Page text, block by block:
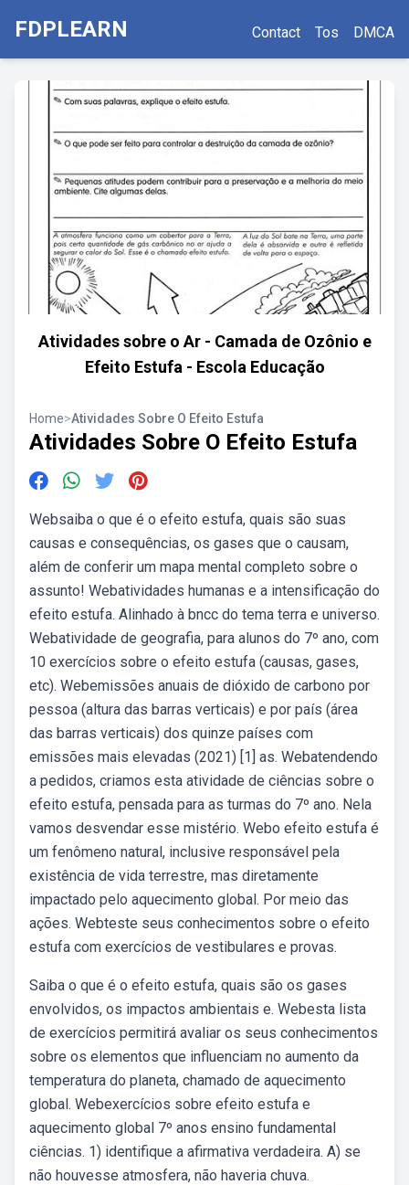
FDPLEARN Contact Tos DMCA
Atividades sobre o Ar - Camada de Ozônio e
Efeito Estufa - Escola Educação
Home>Atividades Sobre O Efeito Estufa
Atividades Sobre O Efeito Estufa
Websaiba o que é o efeito estufa, quais são suas
causas e consequências, os gases que o causam,
além de conferir um mapa mental completo sobre o
assunto! Webatividades humanas e a intensificação do
efeito estufa. Alinhado à bncc do tema terra e universo.
Webatividade de geografia, para alunos do 7º ano, com
10 exercícios sobre o efeito estufa (causas, gases,
etc). Webemissões anuais de dióxido de carbono por
pessoa (altura das barras verticais) e por país (área
das barras verticais) dos quinze países com
emissões mais elevadas (2021) [1] as. Webatendendo
a pedidos, criamos esta atividade de ciências sobre o
efeito estufa, pensada para as turmas do 7º ano. Nela
vamos desvendar esse mistério. Webo efeito estufa é
um fenômeno natural, inclusive responsável pela
existência de vida terrestre, mas diretamente
impactado pelo aquecimento global. Por meio das
ações. Webteste seus conhecimentos sobre o efeito
estufa com exercícios de vestibulares e provas.
Saiba o que é o efeito estufa, quais são os gases
envolvidos, os impactos ambientais e. Webesta lista
de exercícios permitirá avaliar os seus conhecimentos
sobre os elementos que influenciam no aumento da
temperatura do planeta, chamado de aquecimento
global. Webexercícios sobre efeito estufa e
aquecimento global 7º anos ensino fundamental
ciências. 1) identifique a afirmativa verdadeira. A) se
não houvesse atmosfera, não haveria chuva.